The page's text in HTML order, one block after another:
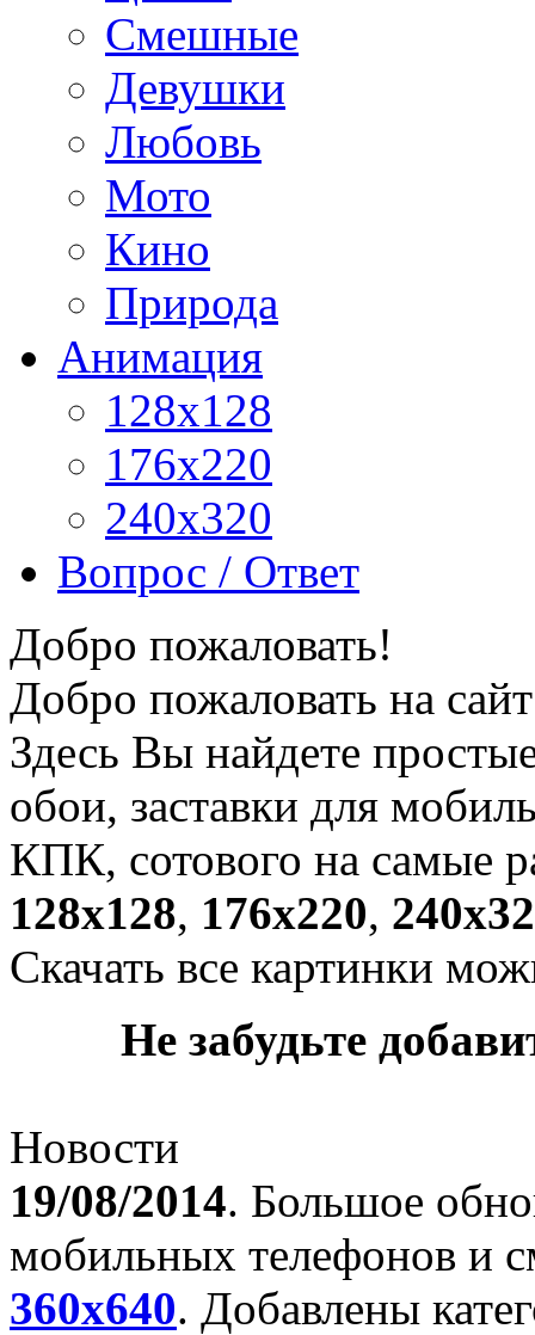
Смешные
Девушки
Любовь
Мото
Кино
Природа
Анимация
128x128
176x220
240x320
Вопрос / Ответ
Добро пожаловать!
Добро пожаловать на
Здесь Вы найдете
обои, заставки для
КПК, сотового на самые
128х128, 176х220,
Скачать все картинки
Не забудьте
Новости
19/08/2014. Большое
мобильных телефонов и
360x640. Добавлены